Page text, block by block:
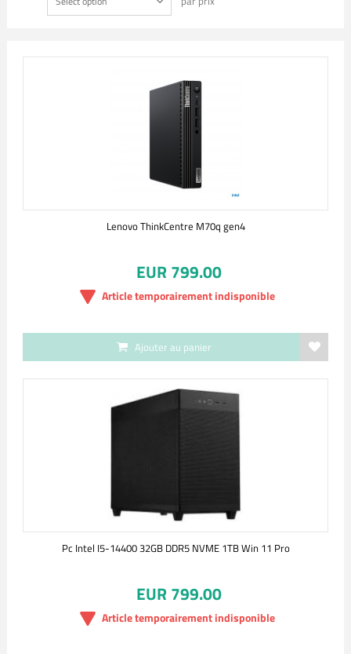
Lenovo ThinkCentre M70q gen4
EUR 799.00
Article temporairement indisponible
Ajouter au panier
Pc Intel I5-14400 32GB DDR5 NVME 1TB Win 11 Pro
EUR 799.00
Article temporairement indisponible